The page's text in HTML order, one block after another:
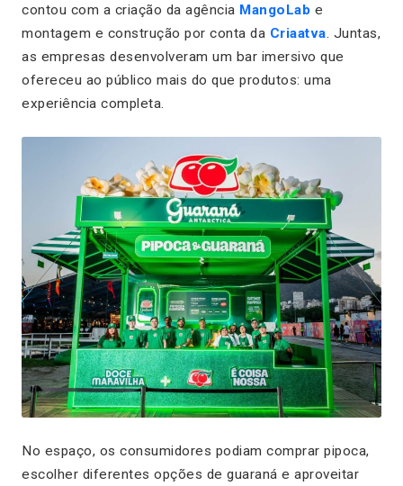
contou com a criação da agência MangoLab e
montagem e construção por conta da Criaatva. Juntas,
as empresas desenvolveram um bar imersivo que
ofereceu ao público mais do que produtos: uma
experiência completa.
No espaço, os consumidores podiam comprar pipoca,
escolher diferentes opções de guaraná e aproveitar